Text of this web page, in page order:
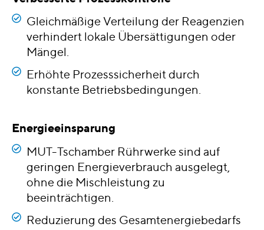
Gleichmäßige Verteilung der Reagenzien
verhindert lokale Übersättigungen oder
Mängel.
Erhöhte Prozesssicherheit durch
konstante Betriebsbedingungen.
Energieeinsparung
MUT-Tschamber Rührwerke sind auf
geringen Energieverbrauch ausgelegt,
ohne die Mischleistung zu
beeinträchtigen.
Reduzierung des Gesamtenergiebedarfs